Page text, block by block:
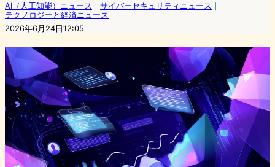
AI（人工知能）ニュース ｜ サイバーセキュリティニュース ｜
テクノロジーと経済ニュース
2026年6月24日12:05